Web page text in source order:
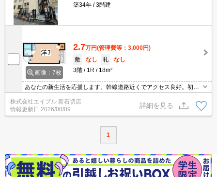
築34年
3階建
画像：7枚
2.7万円(管理費等：3,000円)
敷
なし 礼
なし
3階
1R 18m²
あなたの新生活を応援します。幹線道路近くでアクセス良好。初め
ての一人暮らしはこのお部屋から。エアコン付き。最上階角部屋で
す。オール電化のお部屋です。お問い合わせお待ちしております。
株式会社エイブル 新石切店
情報更新日 2026/08/09
詳細を見る
1